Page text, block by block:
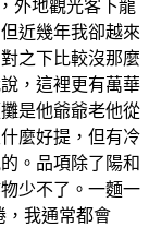
外地觀光客下龍
近幾年我卻越來
之下比較沒那麼
，這裡更有萬華
是他爺爺老他從
麼好提，但有冷
。品項除了陽和
少不了。一麵一
，我通常都會